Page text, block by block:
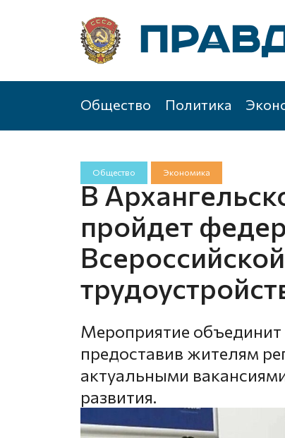
Общество Политика
Общество Экономика
В
пройдет
Мероприятие объединит
предоставив жителям
актуальными
развития.